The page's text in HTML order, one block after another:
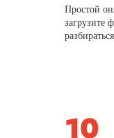
Простой
загрузите